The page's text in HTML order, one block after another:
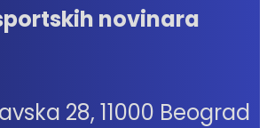
novinara
28, 11000 Beograd